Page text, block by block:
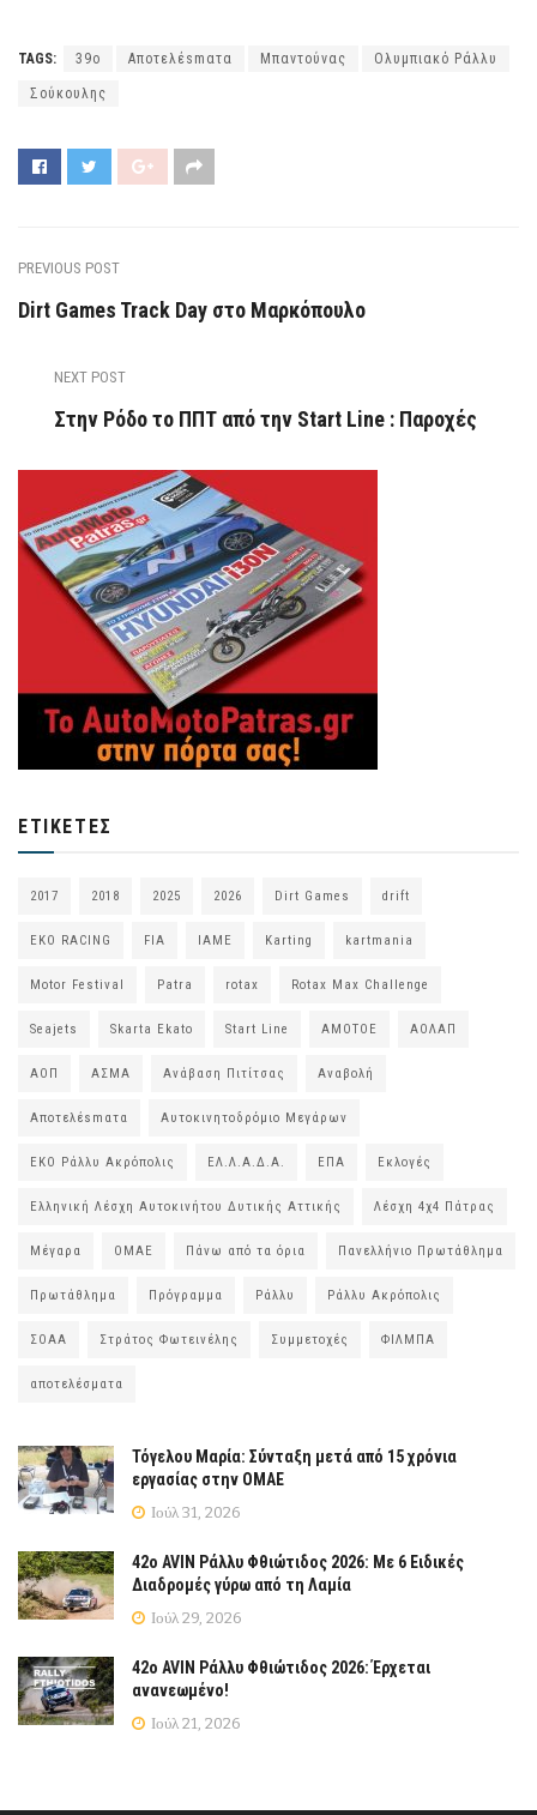
TAGS: 39ο Αποτελέsmατα Μπαντούνας Ολυμπιακό Ράλλυ
Σούκουλης
PREVIOUS POST
Dirt Games Track Day στο Μαρκόπουλο
NEXT POST
Στην Ρόδο το ΠΠΤ από την Start Line : Παροχές
ΕΤΙΚΈΤΕΣ
2017 2018 2025 2026 Dirt Games drift
EKO RACING FIA IAME Karting kartmania
Motor Festival Patra rotax Rotax Max Challenge
Seajets Skarta Ekato Start Line ΑΜΟΤΟΕ ΑΟΛΑΠ
ΑΟΠ ΑΣΜΑ Ανάβαση Πιτίτσας Αναβολή
Αποτελέsmατα Αυτοκινητοδρόμιο Μεγάρων
ΕΚΟ Ράλλυ Ακρόπολις ΕΛ.Λ.Α.Δ.Α. ΕΠΑ Εκλογές
Ελληνική Λέσχη Αυτοκινήτου Δυτικής Αττικής Λέσχη 4χ4 Πάτρας
Μέγαρα ΟΜΑΕ Πάνω από τα όρια Πανελλήνιο Πρωτάθλημα
Πρωτάθλημα Πρόγραμμα Ράλλυ Ράλλυ Ακρόπολις
ΣΟΑΑ Στράτος Φωτεινέλης Συμμετοχές ΦΙΛΜΠΑ
αποτελέσματα
Τόγελου Μαρία: Σύνταξη μετά από 15 χρόνια
εργασίας στην ΟΜΑΕ
Ιούλ 31, 2026
42ο AVIN Ράλλυ Φθιώτιδος 2026: Με 6 Ειδικές
Διαδρομές γύρω από τη Λαμία
Ιούλ 29, 2026
42ο AVIN Ράλλυ Φθιώτιδος 2026: Έρχεται
ανανεωμένο!
Ιούλ 21, 2026